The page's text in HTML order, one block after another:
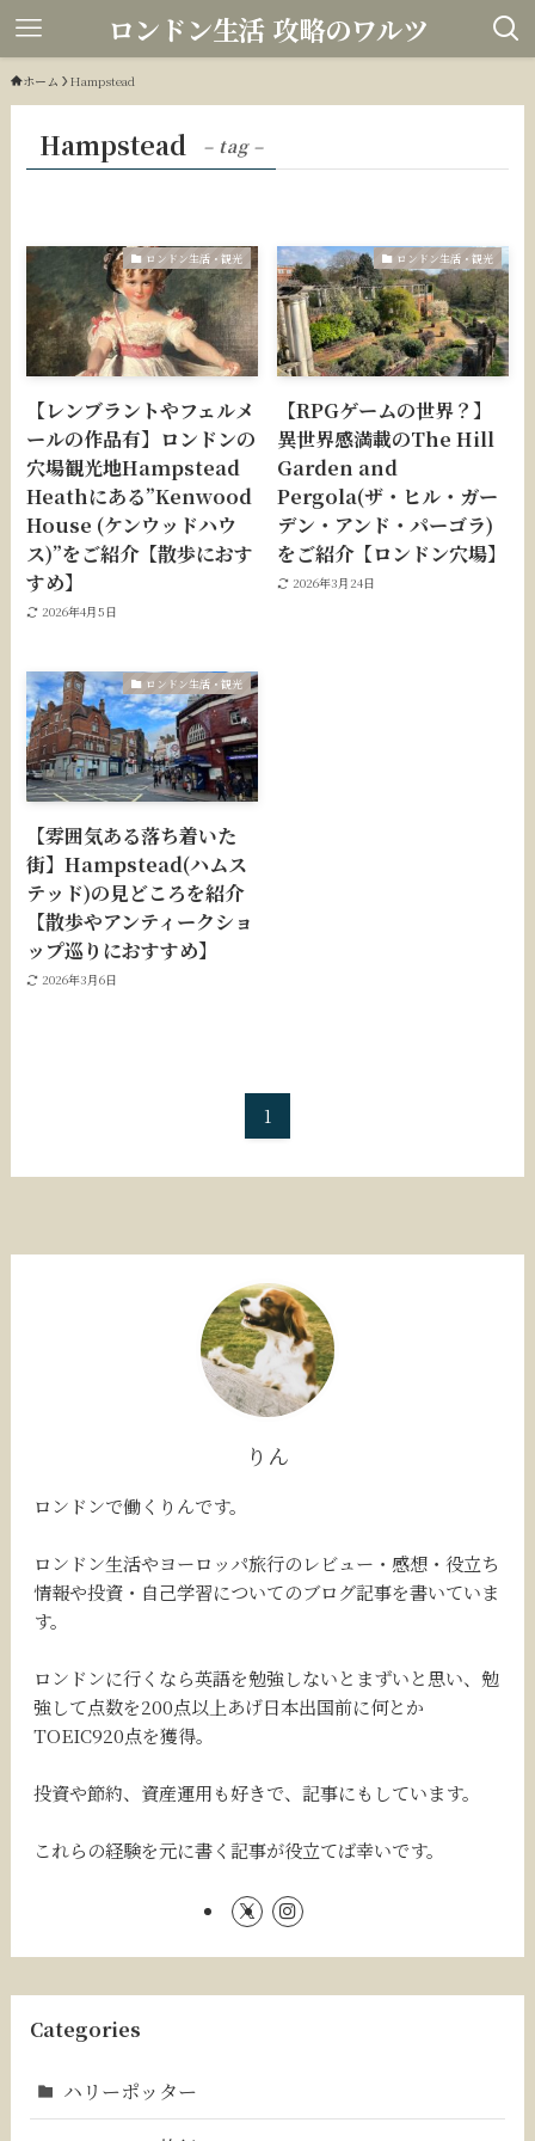
ロンドン生活 攻略のワルツ
ホーム Hampstead
Hampstead – tag –
ロンドン生活・観光
【レンブラントやフェルメ
ールの作品有】ロンドンの
穴場観光地Hampstead
Heathにある”Kenwood
House (ケンウッドハウ
ス)”をご紹介【散歩におす
すめ】
2026年4月5日
ロンドン生活・観光
【RPGゲームの世界？】
異世界感満載のThe Hill
Garden and
Pergola(ザ・ヒル・ガー
デン・アンド・パーゴラ)
をご紹介【ロンドン穴場】
2026年3月24日
ロンドン生活・観光
【雰囲気ある落ち着いた
街】Hampstead(ハムス
テッド)の見どころを紹介
【散歩やアンティークショ
ップ巡りにおすすめ】
2026年3月6日
1
りん
ロンドンで働くりんです。
ロンドン生活やヨーロッパ旅行のレビュー・感想・役立ち
情報や投資・自己学習についてのブログ記事を書いていま
す。
ロンドンに行くなら英語を勉強しないとまずいと思い、勉
強して点数を200点以上あげ日本出国前に何とか
TOEIC920点を獲得。
投資や節約、資産運用も好きで、記事にもしています。
これらの経験を元に書く記事が役立てば幸いです。
Categories
ハリーポッター